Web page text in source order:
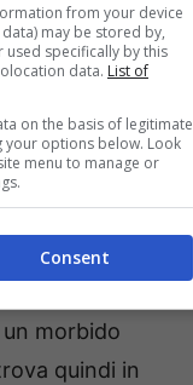
da un grande
muovono
morbido
quindi in
from your device
may be stored by,
used specifically by this
data. List of
on the basis of legitimate
your options below. Look
menu to manage or
Consent